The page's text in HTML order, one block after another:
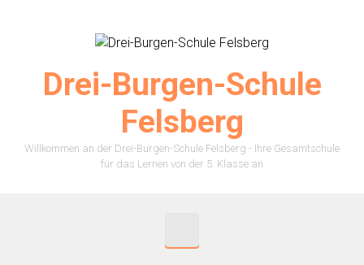
Drei-Burgen-Schule
Felsberg
Willkommen an der Drei-Burgen-Schule Felsberg - Ihre Gesamtschule
für das Lernen von der 5. Klasse an